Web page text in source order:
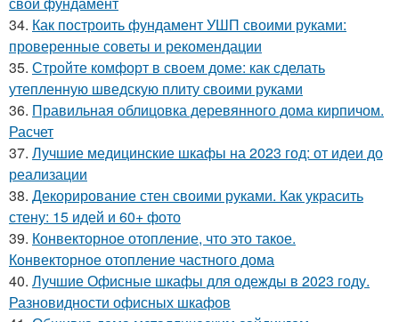
34. Как построить фундамент УШП своими руками:
проверенные советы и рекомендации
35. Стройте комфорт в своем доме: как сделать
утепленную шведскую плиту своими руками
36. Правильная облицовка деревянного дома кирпичом.
Расчет
37. Лучшие медицинские шкафы на 2023 год: от идеи до
реализации
38. Декорирование стен своими руками. Как украсить
стену: 15 идей и 60+ фото
39. Конвекторное отопление, что это такое.
Конвекторное отопление частного дома
40. Лучшие Офисные шкафы для одежды в 2023 году.
Разновидности офисных шкафов